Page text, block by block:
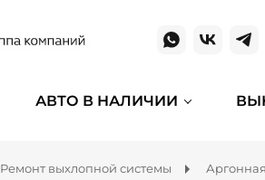
АВТО В НАЛИЧИИ
Ремонт выхлопной системы